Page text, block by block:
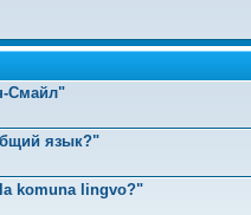
Смайл"
язык?"
komuna lingvo?"